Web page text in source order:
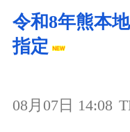
令和8年熊本
指定
08月07日 14:08